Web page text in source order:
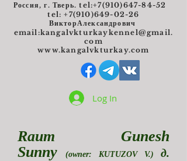
Россия, г. Тверь. tel:+7(910)647-84-52
tel: +7(910)649-02-26
ВикторАлександрович
email:kangalvkturkaykennel@gmail.
com
www.kangalvkturkay.com
Log In
Raum Gunesh
Sunny
(owner: KUTUZOV V.) д.